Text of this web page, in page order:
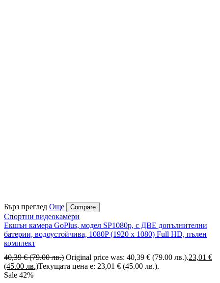
Бърз преглед Още Compare
Спортни видеокамери
Екшън камера GoPlus, модел SP1080p, с ДВЕ допълнителни
батерии, водоустойчива, 1080P (1920 х 1080) Full HD, пълен
комплект
40,39€ (79.00 лв.) Original price was: 40,39 € (79.00 лв.).23,01 €
(45.00 лв.)Текущата цена е: 23,01 € (45.00 лв.).
Sale 42%